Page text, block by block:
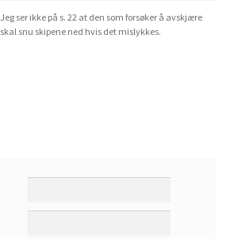
Jeg ser ikke på s. 22 at den som forsøker å avskjære
skal snu skipene ned hvis det mislykkes.